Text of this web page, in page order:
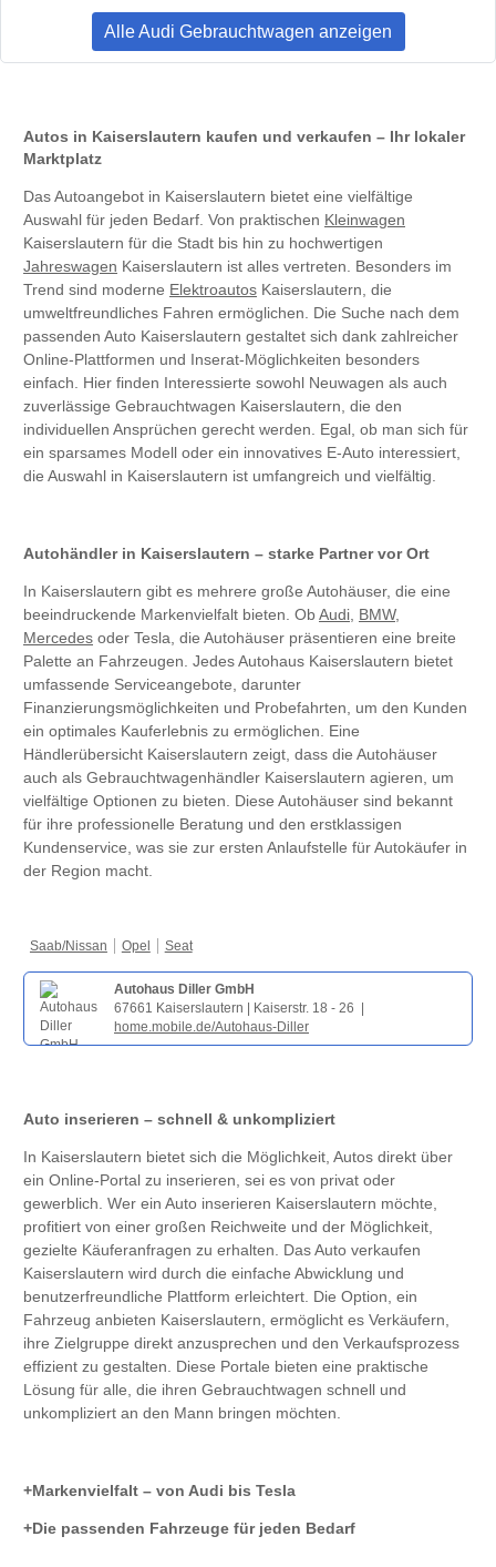
Alle Audi Gebrauchtwagen anzeigen
Autos in Kaiserslautern kaufen und verkaufen – Ihr lokaler
Marktplatz
Das Autoangebot in Kaiserslautern bietet eine vielfältige
Auswahl für jeden Bedarf. Von praktischen Kleinwagen
Kaiserslautern für die Stadt bis hin zu hochwertigen
Jahreswagen Kaiserslautern ist alles vertreten. Besonders im
Trend sind moderne Elektroautos Kaiserslautern, die
umweltfreundliches Fahren ermöglichen. Die Suche nach dem
passenden Auto Kaiserslautern gestaltet sich dank zahlreicher
Online-Plattformen und Inserat-Möglichkeiten besonders
einfach. Hier finden Interessierte sowohl Neuwagen als auch
zuverlässige Gebrauchtwagen Kaiserslautern, die den
individuellen Ansprüchen gerecht werden. Egal, ob man sich für
ein sparsames Modell oder ein innovatives E-Auto interessiert,
die Auswahl in Kaiserslautern ist umfangreich und vielfältig.
Autohändler in Kaiserslautern – starke Partner vor Ort
In Kaiserslautern gibt es mehrere große Autohäuser, die eine
beeindruckende Markenvielfalt bieten. ObAudi, BMW,
Mercedes oder Tesla, die Autohäuser präsentieren eine breite
Palette an Fahrzeugen. Jedes Autohaus Kaiserslautern bietet
umfassende Serviceangebote, darunter
Finanzierungsmöglichkeiten und Probefahrten, um den Kunden
ein optimales Kauferlebnis zu ermöglichen. Eine
Händlerübersicht Kaiserslautern zeigt, dass die Autohäuser
auch als Gebrauchtwagenhändler Kaiserslautern agieren, um
vielfältige Optionen zu bieten. Diese Autohäuser sind bekannt
für ihre professionelle Beratung und den erstklassigen
Kundenservice, was sie zur ersten Anlaufstelle für Autokäufer in
der Region macht.
Saab/Nissan Opel Seat
Autohaus Diller GmbH
67661 Kaiserslautern | Kaiserstr. 18 - 26 |
home.mobile.de/Autohaus-Diller
Auto inserieren – schnell & unkompliziert
In Kaiserslautern bietet sich die Möglichkeit, Autos direkt über
ein Online-Portal zu inserieren, sei es von privat oder
gewerblich. Wer ein Auto inserieren Kaiserslautern möchte,
profitiert von einer großen Reichweite und der Möglichkeit,
gezielte Käuferanfragen zu erhalten. Das Auto verkaufen
Kaiserslautern wird durch die einfache Abwicklung und
benutzerfreundliche Plattform erleichtert. Die Option, ein
Fahrzeug anbieten Kaiserslautern, ermöglicht es Verkäufern,
ihre Zielgruppe direkt anzusprechen und den Verkaufsprozess
effizient zu gestalten. Diese Portale bieten eine praktische
Lösung für alle, die ihren Gebrauchtwagen schnell und
unkompliziert an den Mann bringen möchten.
Markenvielfalt – von Audi bis Tesla
Die passenden Fahrzeuge für jeden Bedarf